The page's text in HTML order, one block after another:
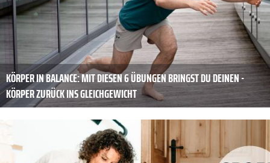
KÖRPER IN BALANCE: MIT DIESEN 6 ÜBUNGEN BRINGST DU DEINEN ­
KÖRPER ZURÜCK INS ­GLEICHGEWICHT